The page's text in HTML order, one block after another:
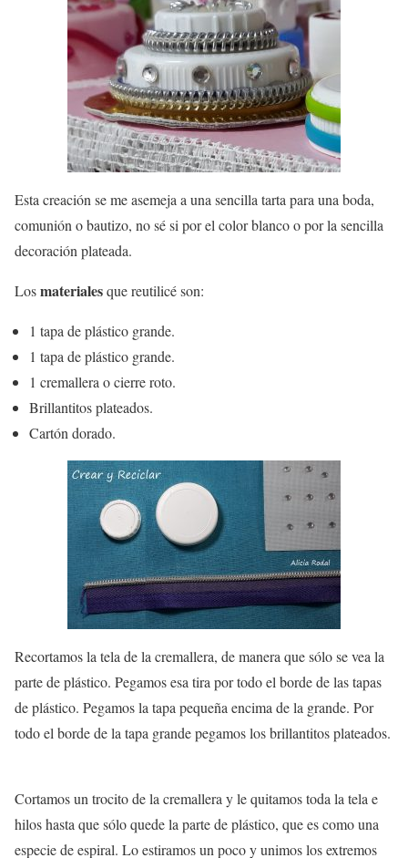
Esta creación se me asemeja a una sencilla tarta para una boda,
comunión o bautizo, no sé si por el color blanco o por la sencilla
decoración plateada.
Losmaterialesque reutilicé son:
1 tapa de plástico grande.
1 tapa de plástico grande.
1 cremallera o cierre roto.
Brillantitos plateados.
Cartón dorado.
Recortamos la tela de la cremallera, de manera que sólo se vea la
parte de plástico. Pegamos esa tira por todo el borde de las tapas
de plástico. Pegamos la tapa pequeña encima de la grande. Por
todo el borde de la tapa grande pegamos los brillantitos plateados.
Cortamos un trocito de la cremallera y le quitamos toda la tela e
hilos hasta que sólo quede la parte de plástico, que es como una
especie de espiral. Lo estiramos un poco y unimos los extremos